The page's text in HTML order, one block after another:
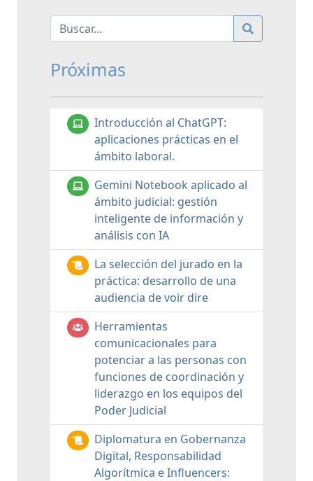
Próximas
Introducción al ChatGPT:
aplicaciones prácticas en el
ámbito laboral.
Gemini Notebook aplicado al
ámbito judicial: gestión
inteligente de información y
análisis con IA
La selección del jurado en la
práctica: desarrollo de una
audiencia de voir dire
Herramientas
comunicacionales para
potenciar a las personas con
funciones de coordinación y
liderazgo en los equipos del
Poder Judicial
Diplomatura en Gobernanza
Digital, Responsabilidad
Algorítmica e Influencers: